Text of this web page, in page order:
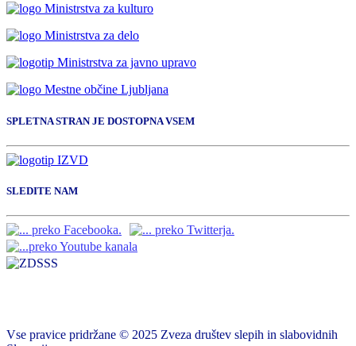
SPLETNA STRAN JE DOSTOPNA VSEM
SLEDITE NAM
Vse pravice pridržane © 2025 Zveza društev slepih in slabovidnih